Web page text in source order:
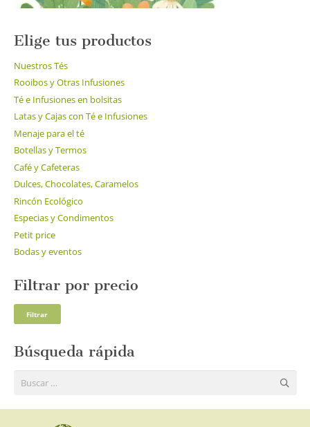
Elige tus productos
Nuestros Tés
Rooibos y Otras Infusiones
Té e Infusiones en bolsitas
Latas y Cajas con Té e Infusiones
Menaje para el té
Botellas y Termos
Café y Cafeteras
Dulces, Chocolates, Caramelos
Rincón Ecológico
Especias y Condimentos
Petit price
Bodas y eventos
Filtrar por precio
Filtrar
Búsqueda rápida
Buscar: